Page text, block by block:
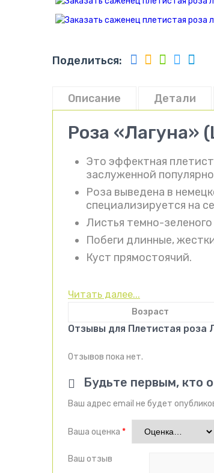
Поделиться:
Описание Детали
Роза «Лагуна»
Это эффектная
заслуженной
Роза выведена в
специализируется на
Листья темно-
Побеги длинные,
Куст прямостоячий.
Читать далее...
Возраст
Отзывы для Плетистая роза
Отзывов пока нет.
Будьте первым, кто
Ваш адрес email не будет
Ваша оценка *
Ваш отзыв